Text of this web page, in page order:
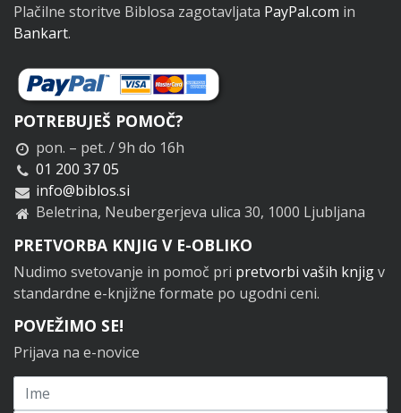
Plačilne storitve Biblosa zagotavljata PayPal.com in
Bankart.
POTREBUJEŠ POMOČ?
pon. – pet. / 9h do 16h
01 200 37 05
info@biblos.si
Beletrina, Neubergerjeva ulica 30, 1000 Ljubljana
PRETVORBA KNJIG V E-OBLIKO
Nudimo svetovanje in pomoč pri pretvorbi vaših knjigv
standardne e-knjižne formate po ugodni ceni.
POVEŽIMO SE!
Prijava na e-novice